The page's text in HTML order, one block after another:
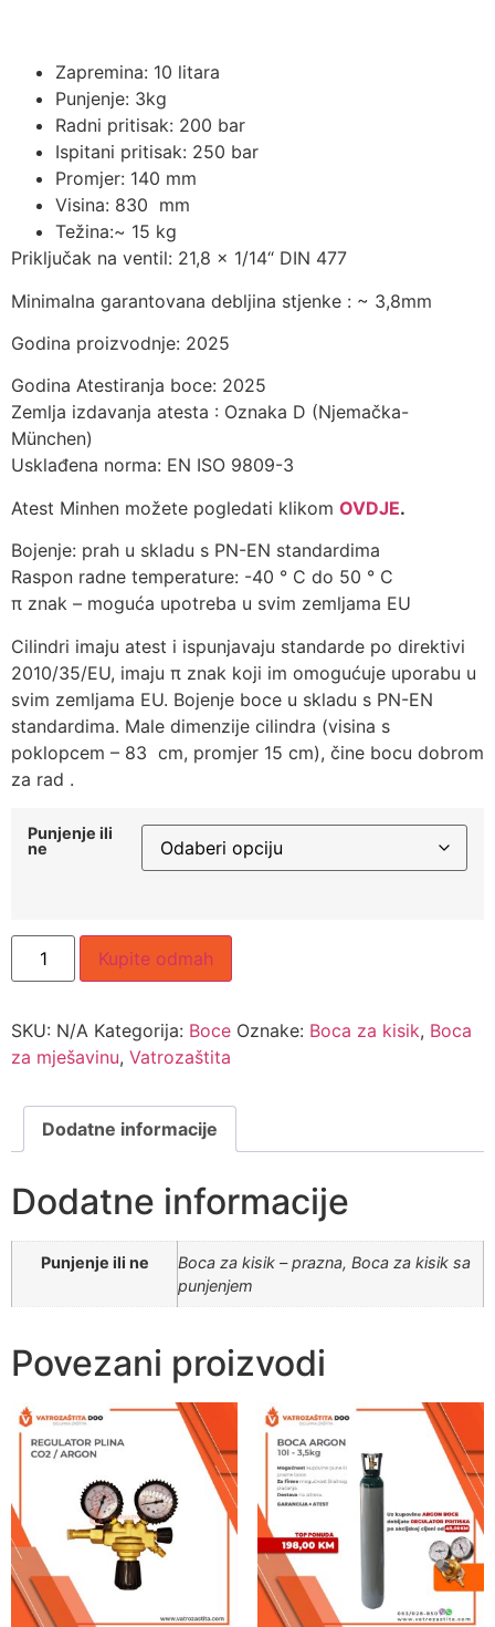
Zapremina: 10 litara
Punjenje: 3kg
Radni pritisak: 200 bar
Ispitani pritisak: 250 bar
Promjer: 140 mm
Visina: 830 mm
Težina:~ 15 kg
Priključak na ventil: 21,8 x 1/14“ DIN 477
Minimalna garantovana debljina stjenke : ~ 3,8mm
Godina proizvodnje: 2025
Godina Atestiranja boce: 2025
Zemlja izdavanja atesta : Oznaka D (Njemačka-
München)
Usklađena norma: EN ISO 9809-3
Atest Minhen možete pogledati klikom OVDJE.
Bojenje: prah u skladu s PN-EN standardima
Raspon radne temperature: -40 ° C do 50 ° C
π znak – moguća upotreba u svim zemljama EU
Cilindri imaju atest i ispunjavaju standarde po direktivi
2010/35/EU, imaju π znak koji im omogućuje uporabu u
svim zemljama EU. Bojenje boce u skladu s PN-EN
standardima. Male dimenzije cilindra (visina s
poklopcem – 83 cm, promjer 15 cm), čine bocu dobrom
za rad .
Punjenje ili
ne
Kupite odmah
SKU: N/A Kategorija: Boce Oznake: Boca za kisik, Boca
za mješavinu, Vatrozaštita
Dodatne informacije
Dodatne informacije
Punjenje ili ne
Boca za kisik – prazna, Boca za kisik sa
punjenjem
Povezani proizvodi